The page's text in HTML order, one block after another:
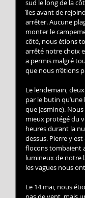
sud le long de la
îles avant de
arrêter. Aucune
monter le
côté, nous étions
arrêté notre choix
a permis malgré
que nous n’étions
Le lendemain,
par le butin
que Jasmine).
mieux protégé du
heures durant la
dessus. Pierre y
flocons tombaient
lumineux de notre
les vagues nous
Le 14 mai, nous